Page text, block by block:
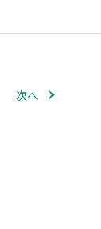
次へ